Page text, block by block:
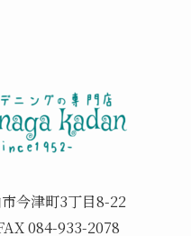
今津町3丁目8-22
084-933-2078